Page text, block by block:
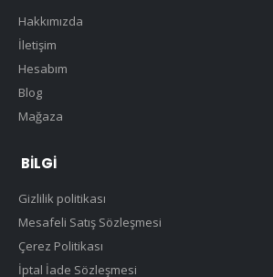
Hakkımızda
İletişim
Hesabım
Blog
Mağaza
BILGI
Gizlilik politikası
Mesafeli Satış Sözleşmesi
Çerez Politikası
İptal İade Sözleşmesi